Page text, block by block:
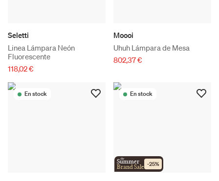
Seletti
Linea Lámpara Neón
Fluorescente
118,02 €
Moooi
Uhuh Lámpara de Mesa
802,37 €
En stock En stock
the
Summer
Brand Sale -25%